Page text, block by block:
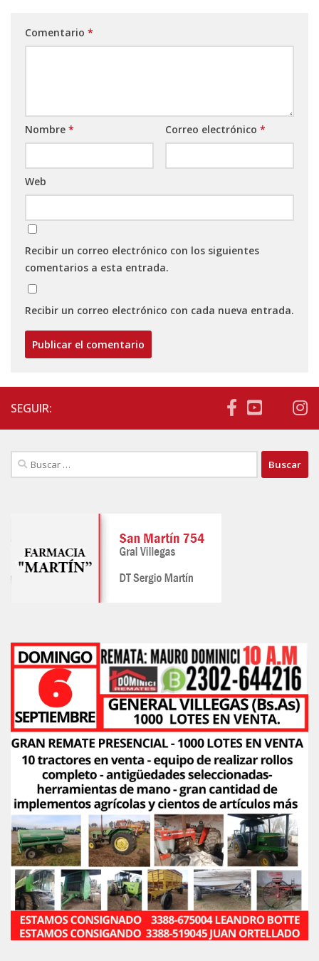
Comentario *
Nombre * Correo electrónico *
Web
Recibir un correo electrónico con los siguientes
comentarios a esta entrada.
Recibir un correo electrónico con cada nueva entrada.
SEGUIR:
Buscar: